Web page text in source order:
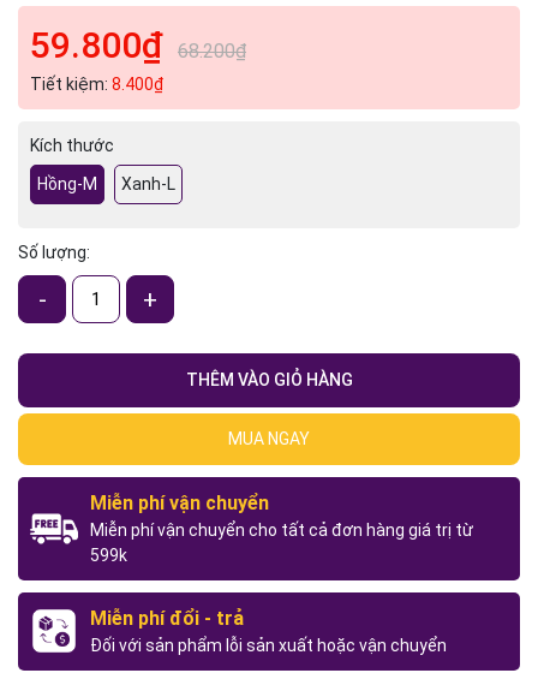
59.800₫ 68.200₫
Tiết kiệm: 8.400₫
Kích thước
Hồng-M
Xanh-L
Số lượng:
- +
THÊM VÀO GIỎ HÀNG
MUA NGAY
Miễn phí vận chuyển
Miễn phí vận chuyển cho tất cả đơn hàng giá trị từ
599k
Miễn phí đổi - trả
Đối với sản phẩm lỗi sản xuất hoặc vận chuyển